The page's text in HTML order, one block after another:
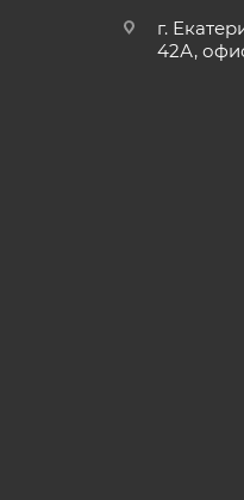
г.
42А,